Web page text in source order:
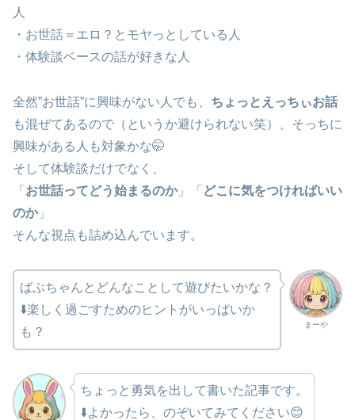
人
・お世話＝エロ？とモヤっとしている人
・体験談ベースの話が好きな人
全然”お世話”に興味がない人でも、 ちょっとえっちぃお話
も混ぜてあるので（というか避けられない笑）、そっちに
興味がある人も対象かな🤭
そして体験談だけでなく、
「 お世話ってどう始まるのか」「 どこに気をつければいい
のか」
そんな視点も詰め込んでいます。
まーや
ばぶちゃんとどんなことして遊びたいかな？
⬇️楽しく過ごすためのヒントがいっぱいか
も？
ちょっと勇気を出して書いた記事です。
⬇️よかったら、のぞいてみてください😊